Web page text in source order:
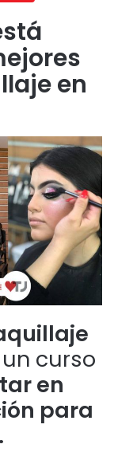
en
curso
en
para